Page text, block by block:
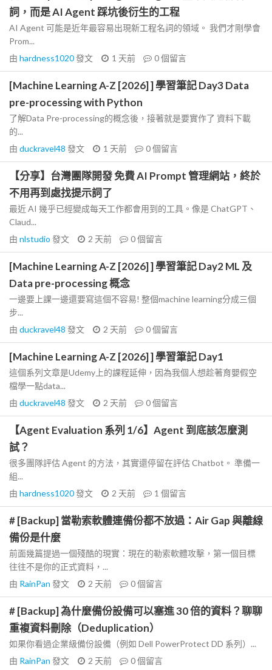
詞，而是 AI Agent 踩坑後衍生的工程
AI Agent 可能是近年最容易出現新工程名詞的領域。 我們才剛學會
Prom...
由 hardness1020發文 1 天前 0個留言
[Machine Learning A-Z [2026] ] 學習筆記 Day3 Data
pre-processing with Python
了解Data Pre-processing的概念後，接著就是要實作了 資料下載
的...
由 duckravel48 發文 1 天前 0個留言
【分享】台灣團隊開發 免費 AI Prompt 管理網站，終於
不用再到處找提示詞了
最近 AI 幾乎已經變成每天工作都會用到的工具。像是 ChatGPT、
Claud...
由 nlstudio 發文 2 天前 0個留言
[Machine Learning A-Z [2026] ] 學習筆記 Day2 ML 及
Data pre-processing 概念
一邊要上課一邊還要寫這個不容易! 整個machine learning分成三個
步...
由 duckravel48 發文 2 天前 0個留言
[Machine Learning A-Z [2026] ] 學習筆記 Day1
這個系列文章是Udemy上的課程延伸，因為我個人想趁著育嬰假空
檔學一點data...
由 duckravel48 發文 2 天前 0個留言
【Agent Evaluation 系列 1/6】Agent 到底該怎麼測
試？
很多團隊評估 Agent 的方法，其實還停留在評估 Chatbot。 準備一
組...
由 hardness1020發文 2 天前 1 個留言
# [Backup] 當勒索軟體連備份都不放過：Air Gap 與離線
備份是什麼
前面幾篇提過一個殘酷的現實：現在的勒索軟體攻擊，第一個目標
往往不是你的正式資料，...
由 RainPan 發文 2 天前 0個留言
# [Backup] 為什麼備份設備可以塞進 30 倍的資料？聊聊
重複資料刪除（Deduplication）
如果你看過企業級備份設備（例如 Dell PowerProtect DD 系列）...
由 RainPan 發文 2 天前 0個留言